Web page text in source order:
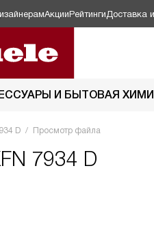
АкцииРейтинги Доставка
И БЫТОВАЯ
D Просмотр файла
7934 D